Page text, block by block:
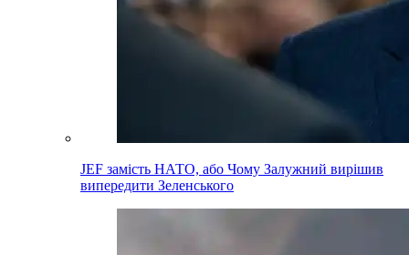
JEF замість НАТО, або Чому Залужний вирішив
випередити Зеленського